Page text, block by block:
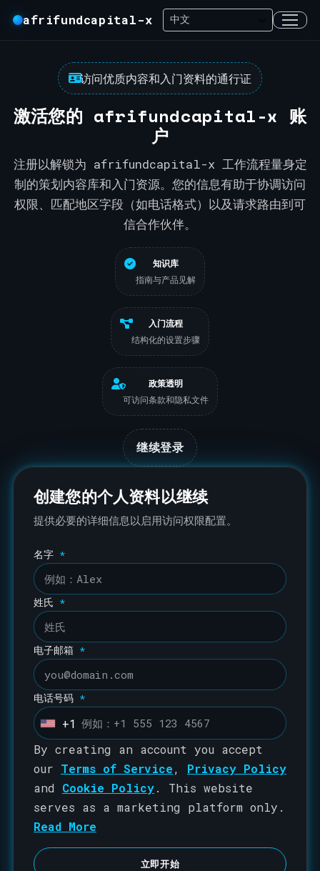
afrifundcapital-x
访问优质内容和入门资料的通行证
激活您的 afrifundcapital-x 账
户
注册以解锁为 afrifundcapital-x 工作流程量身定
制的策划内容库和入门资源。您的信息有助于协调访问
权限、匹配地区字段（如电话格式）以及请求路由到可
信合作伙伴。
知识库
指南与产品见解
入门流程
结构化的设置步骤
政策透明
可访问条款和隐私文件
继续登录
创建您的个人资料以继续
提供必要的详细信息以启用访问权限配置。
名字 *
姓氏 *
电子邮箱 *
电话号码 *
U
i
t
e
d
S
+1
By creating an account you accept
our Terms of Service, Privacy Policy
and Cookie Policy. This website
serves as a marketing platform only.
Read More
立即开始